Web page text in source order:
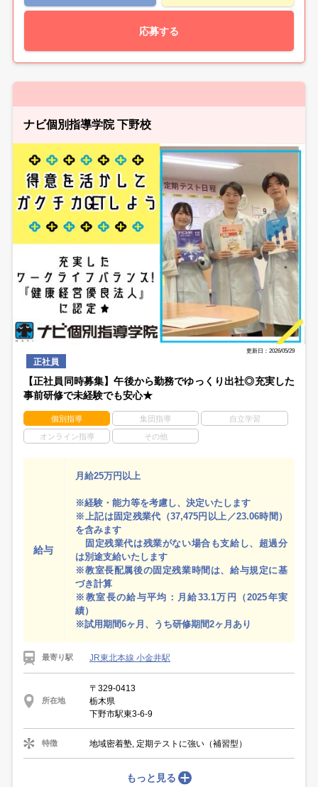
応募する
ナビ個別指導学院 下野校
更新日：2026/05/29
正社員
【正社員同時募集】午後から勤務でゆっくり出社◎充実した
事前研修で未経験でも安心★
個別指導 集団指導 自立学習
オンライン指導 その他
給与
月給25万円以上
※経験・能力等を考慮し、決定いたします
※上記は固定残業代（37,475円以上／23.06時間）
を含みます
固定残業代は残業がない場合も支給し、超過分
は別途支給いたします
※教室長配属後の固定残業時間は、給与規定に基
づき計算
※教室長の給与平均：月給33.1万円（2025年実
績）
※試用期間6ヶ月、うち研修期間2ヶ月あり
最寄り駅 JR東北本線 小金井駅
所在地
〒329-0413
栃木県
下野市駅東3-6-9
特徴 地域密着塾, 定期テストに強い（補習型）
もっと見る